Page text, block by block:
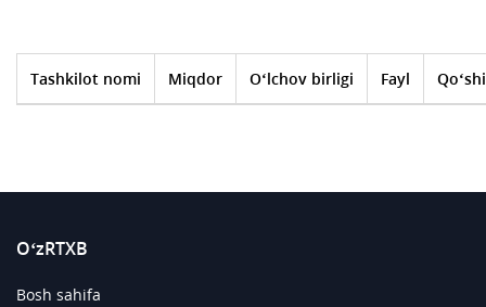
Tashkilot nomi Miqdor O‘lchov birligi Fayl
O‘zRTXB
Bosh sahifa